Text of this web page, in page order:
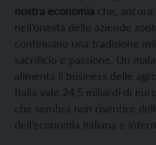
nostra economia che,
nell’onestà delle aziende
continuano una tradizione
sacrificio e passione. Un
alimenta il business delle
Italia vale 24,5 miliardi di
che sembra non risentire
dell’economia italiana e